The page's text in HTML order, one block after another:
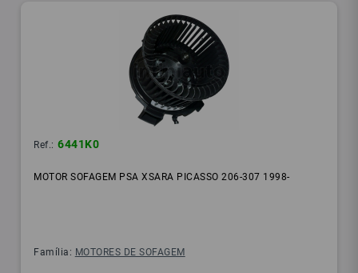
Ref.: 6441K0
MOTOR SOFAGEM PSA XSARA PICASSO 206-307 1998-
Família: MOTORES DE SOFAGEM